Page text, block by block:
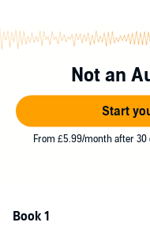
訳」は最新の研究結果の
新しい翻訳です。
この「旧約聖書1」には、
目次
【創世記】(50トラック・
創世記は、洪水とノアの箱
Not an
Start
From £5.99/month after 30
Book 1